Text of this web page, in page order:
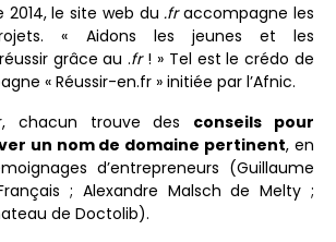
2014, le site web du.fraccompagne les
« Aidons les jeunes et les
grâce au .fr! » Tel est le crédo de
« Réussir-en.fr » initiée par l’Afnic.
chacun trouve des conseils pour
un nom de domaine pertinent, en
d’entrepreneurs (Guillaume
; Alexandre Malsch de Melty ;
de Doctolib).